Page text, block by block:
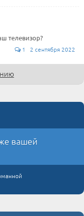
телевизор?
1 2 сентября 2022
вашей